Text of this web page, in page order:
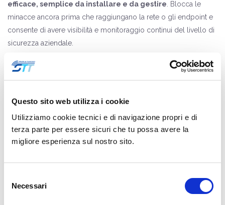
Questo sito web utilizza i cookie
Utilizziamo cookie tecnici e di navigazione propri e di
terza parte per essere sicuri che tu possa avere la
migliore esperienza sul nostro sito.
delNecessari
efficace, semplice da installare e da gestire . Blocca le
minacce ancora prima che raggiungano la rete o gli endpoint e
consente di avere visibilità e monitoraggio continui del livello di
sicurezza aziendale.
Partecipando al webinar scoprirai:
rete: quali sono i rischi cyber a cui è esposta l’azienda?
Quali sono le linee guida per un’implementazione semplice e